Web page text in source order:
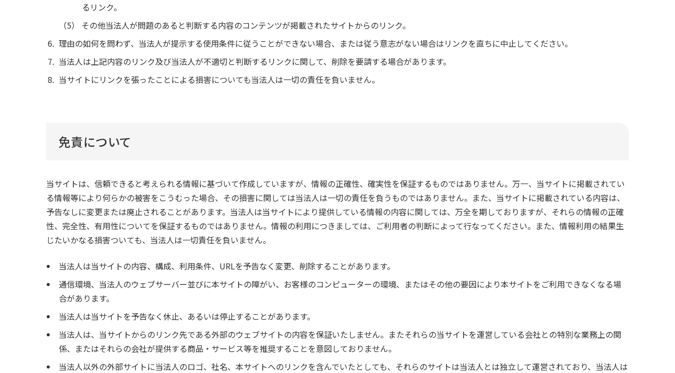
るリンク。
その他当法人が問題のあると判断する内容のコンテンツが掲載されたサイトからのリンク。
理由の如何を問わず、当法人が提示する使用条件に従うことができない場合、または従う意志がない場合はリンクを直ちに中止してください。
当法人は上記内容のリンク及び当法人が不適切と判断するリンクに関して、削除を要請する場合があります。
当サイトにリンクを張ったことによる損害についても当法人は一切の責任を負いません。
免責について
当サイトは、信頼できると考えられる情報に基づいて作成していますが、情報の正確性、確実性を保証するものではありません。万一、当サイトに掲載されてい
る情報等により何らかの被害をこうむった場合、その損害に関しては当法人は一切の責任を負うものではありません。また、当サイトに掲載されている内容は、
予告なしに変更または廃止されることがあります。当法人は当サイトにより提供している情報の内容に関しては、万全を期しておりますが、それらの情報の正確
性、完全性、有用性についてを保証するものではありません。情報の利用につきましては、ご利用者の判断によって行なってください。また、情報利用の結果生
じたいかなる損害ついても、当法人は一切責任を負いません。
当法人は当サイトの内容、構成、利用条件、URLを予告なく変更、削除することがあります。
通信環境、当法人のウェブサーバー並びに本サイトの障がい、お客様のコンピューターの環境、またはその他の要因により本サイトをご利用できなくなる場
合があります。
当法人は当サイトを予告なく休止、あるいは停止することがあります。
当法人は、当サイトからのリンク先である外部のウェブサイトの内容を保証いたしません。またそれらの当サイトを運営している会社との特別な業務上の関
係、またはそれらの会社が提供する商品・サービス等を推奨することを意図しておりません。
当法人以外の外部サイトに当法人のロゴ、社名、本サイトへのリンクを含んでいたとしても、それらのサイトは当法人とは独立して運営されており、当法人は